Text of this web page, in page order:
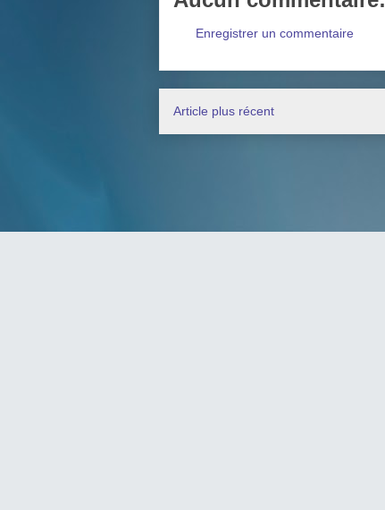
Enregistrer un commentaire
Article plus récent